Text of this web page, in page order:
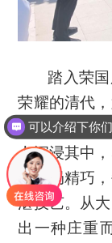
踏入荣
荣耀的清代
是一座古建
人沉浸其中
的布局精巧
湛技艺。从
出一种庄重
你们是怎么收